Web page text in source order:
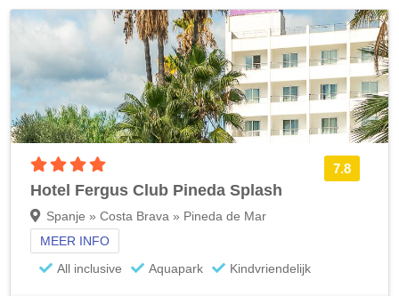
7.8
Hotel Fergus Club Pineda Splash
Spanje » Costa Brava » Pineda de Mar
MEER INFO
All inclusive
Aquapark Kindvriendelijk